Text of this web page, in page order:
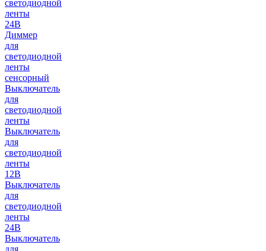
светодиодной
ленты
24В
Диммер
для
светодиодной
ленты
сенсорный
Выключатель
для
светодиодной
ленты
Выключатель
для
светодиодной
ленты
12В
Выключатель
для
светодиодной
ленты
24В
Выключатель
для